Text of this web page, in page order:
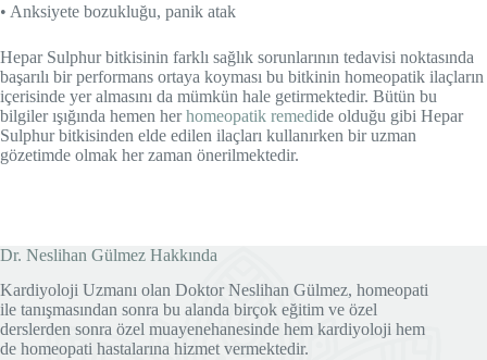
• Anksiyete bozukluğu, panik atak
Hepar Sulphur bitkisinin farklı sağlık sorunlarının tedavisi noktasında
başarılı bir performans ortaya koyması bu bitkinin homeopatik ilaçların
içerisinde yer almasını da mümkün hale getirmektedir. Bütün bu
bilgiler ışığında hemen herhomeopatik remedide olduğu gibi Hepar
Sulphur bitkisinden elde edilen ilaçları kullanırken bir uzman
gözetimde olmak her zaman önerilmektedir.
Dr. Neslihan Gülmez Hakkında
Kardiyoloji Uzmanı olan Doktor Neslihan Gülmez, homeopati
ile tanışmasından sonra bu alanda birçok eğitim ve özel
derslerden sonra özel muayenehanesinde hem kardiyoloji hem
de homeopati hastalarına hizmet vermektedir.